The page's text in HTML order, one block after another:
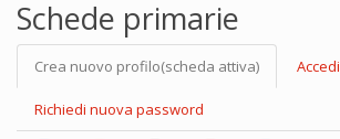
Schede primarie
Crea nuovo profilo(scheda attiva) Accedi
Richiedi nuova password